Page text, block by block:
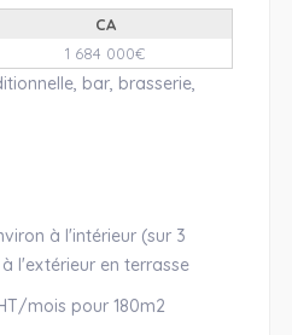
CA
1 684 000€
bar, brasserie,
à l'intérieur (sur 3
l'extérieur en terrasse
mois pour 180m2